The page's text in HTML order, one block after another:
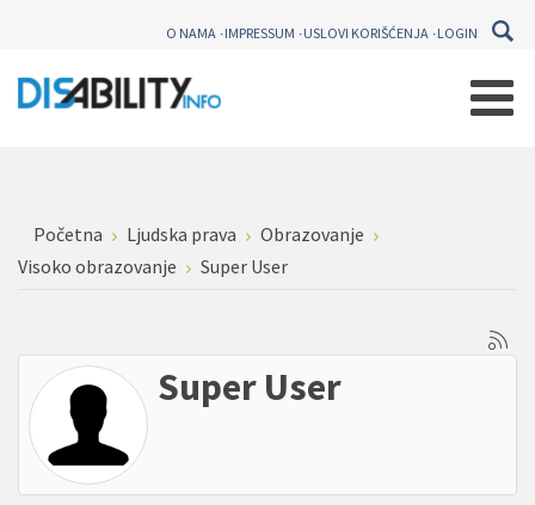
O NAMA IMPRESSUM USLOVI KORIŠĆENJA LOGIN
Početna Ljudska prava
Obrazovanje
Visoko obrazovanje
Super User
Super User